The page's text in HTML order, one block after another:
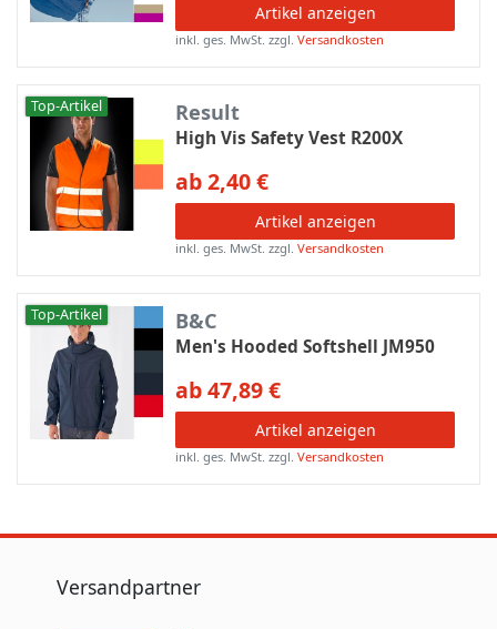
Artikel anzeigen
inkl. ges. MwSt. zzgl.Versandkosten
Top-Artikel Result
High Vis Safety Vest R200X
ab 2,40 €
Artikel anzeigen
inkl. ges. MwSt. zzgl.Versandkosten
Top-Artikel B&C
Men's Hooded Softshell JM950
ab 47,89 €
Artikel anzeigen
inkl. ges. MwSt. zzgl.Versandkosten
Versandpartner